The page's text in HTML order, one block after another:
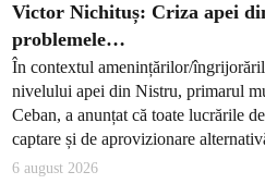
Victor Nichituș: Criza apei
problemele…
În contextul amenințărilor/
nivelului apei din Nistru, primarul
Ceban, a anunțat că toate lucrările
captare și de aprovizionare
6 august 2026